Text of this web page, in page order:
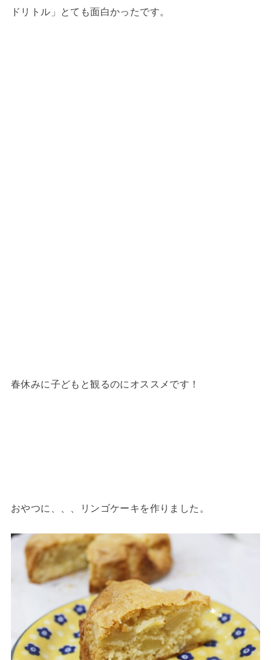
ドリトル」とても面白かったです。
春休みに子どもと観るのにオススメです！
おやつに、、、リンゴケーキを作りました。